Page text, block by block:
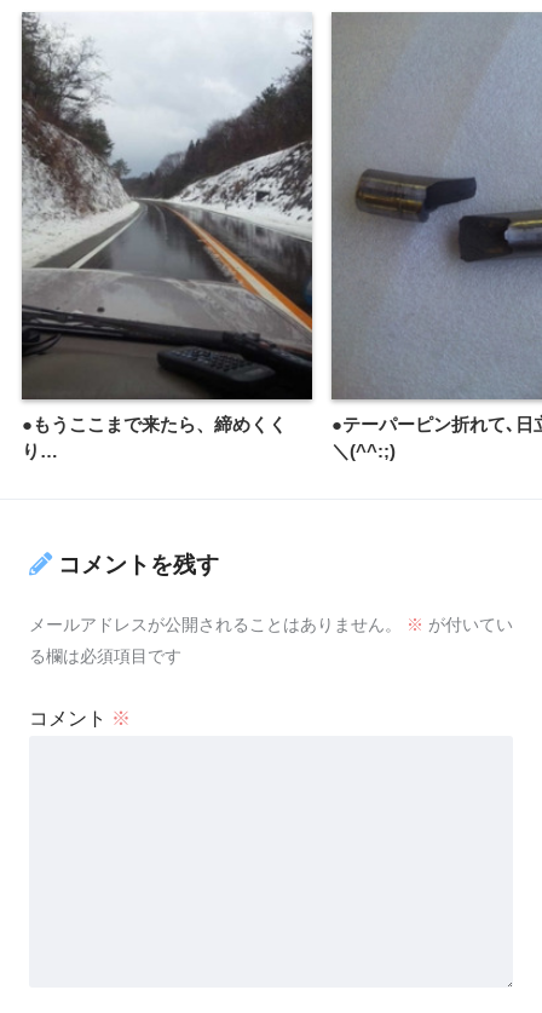
●もうここまで来たら、締めくく
り…
●テーパーピン折れて､
＼(^^:;)
コメントを残す
メールアドレスが公開されることはありません。 ※ が付いてい
る欄は必須項目です
コメント ※